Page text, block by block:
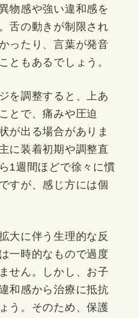
物感や強い違和感を
舌の動きが制限され
ったり、言葉が発音
ともあるでしょう。
を調整すると、上あ
とで、痛みや圧迫
が出る場合がありま
に装着初期や調整直
1週間ほどで徐々に慣
すが、感じ方には個
大に伴う生理的な反
一時的なもので過度
せん。しかし、お子
和感から治療に抵抗
う。そのため、保護